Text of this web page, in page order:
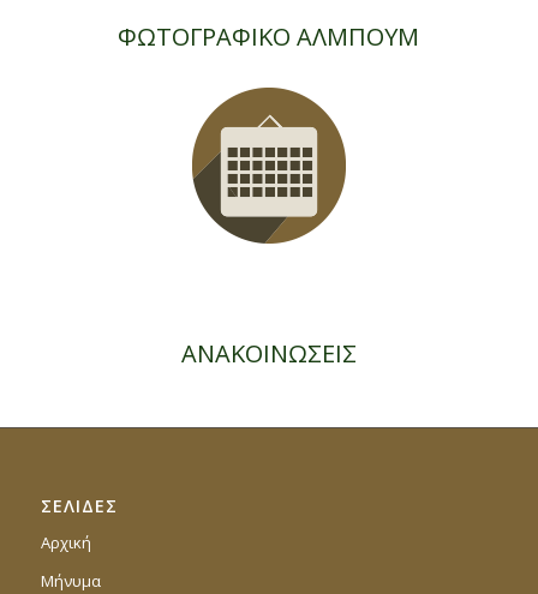
ΦΩΤΟΓΡΑΦΙΚΟ ΑΛΜΠΟΥΜ
ΑΝΑΚΟΙΝΩΣΕΙΣ
ΣΕΛΙΔΕΣ
Αρχική
Μήνυμα